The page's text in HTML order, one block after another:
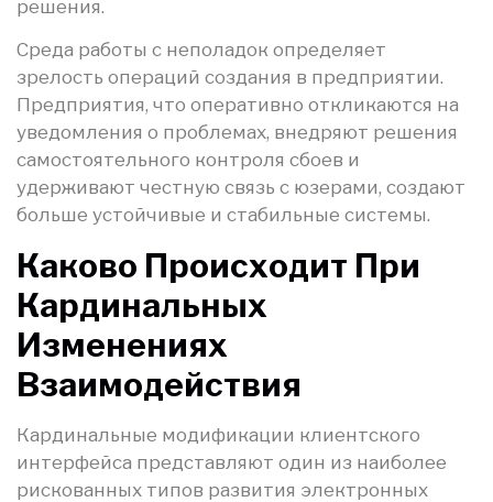
решения.
Среда работы с неполадок определяет
зрелость операций создания в предприятии.
Предприятия, что оперативно откликаются на
уведомления о проблемах, внедряют решения
самостоятельного контроля сбоев и
удерживают честную связь с юзерами, создают
больше устойчивые и стабильные системы.
Каково Происходит При
Кардинальных
Изменениях
Взаимодействия
Кардинальные модификации клиентского
интерфейса представляют один из наиболее
рискованных типов развития электронных